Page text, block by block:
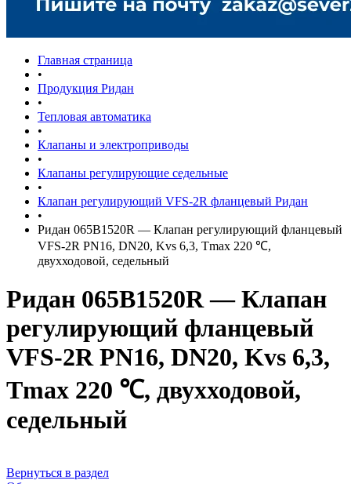
Главная страница
•
Продукция Ридан
•
Тепловая автоматика
•
Клапаны и электроприводы
•
Клапаны регулирующие седельные
•
Клапан регулирующий VFS-2R фланцевый Ридан
•
Ридан 065B1520R — Клапан регулирующий фланцевый
VFS-2R PN16, DN20, Kvs 6,3, Tmax 220 ℃,
двухходовой, седельный
Ридан 065B1520R — Клапан
регулирующий фланцевый
VFS-2R PN16, DN20, Kvs 6,3,
Tmax 220 ℃, двухходовой,
седельный
Вернуться в раздел